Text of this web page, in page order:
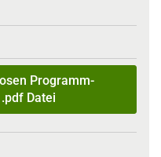
Programm-
Datei